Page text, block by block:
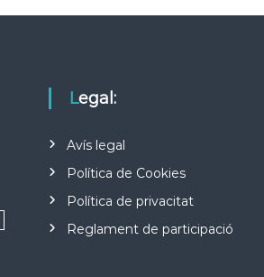
Legal:
Avís legal
Política de Cookies
Política de privacitat
Reglament de participació